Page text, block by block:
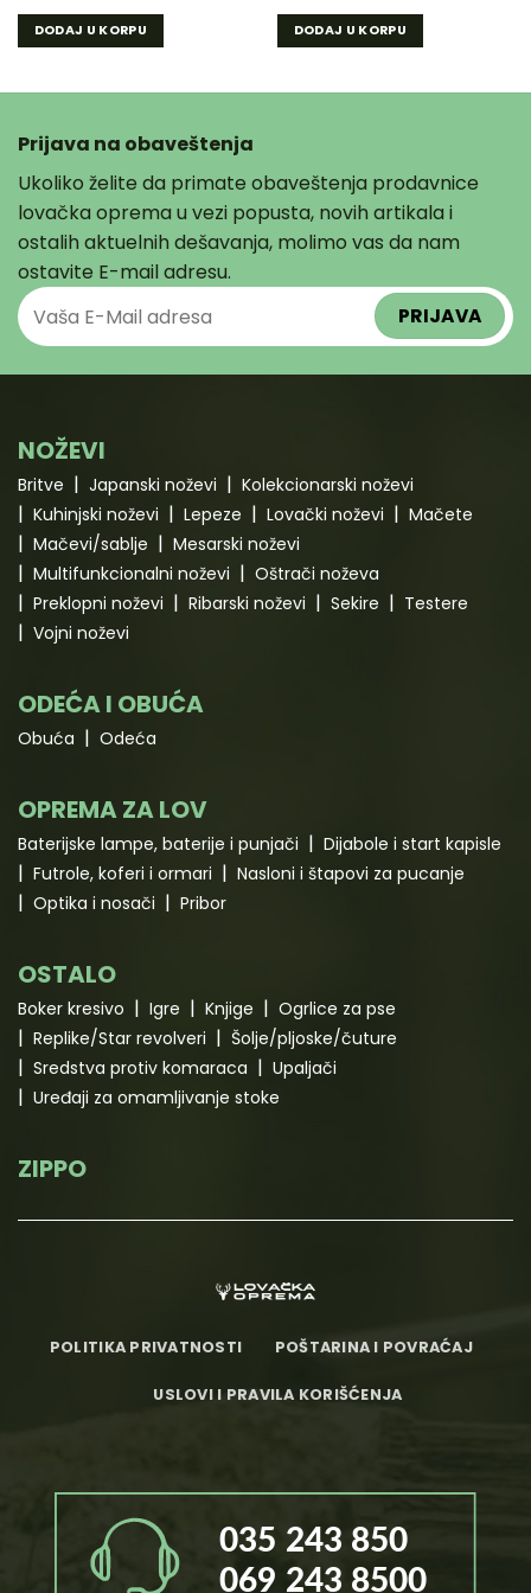
DODAJ U KORPU DODAJ U KORPU
Prijava na obaveštenja
Ukoliko želite da primate obaveštenja prodavnice
lovačka oprema u vezi popusta, novih artikala i
ostalih aktuelnih dešavanja, molimo vas da nam
ostavite E-mail adresu.
NOŽEVI
Britve Japanski noževi
Kolekcionarski noževi
Kuhinjski noževi
Lepeze Lovački noževi
Mačete
Mačevi/sablje
Mesarski noževi
Multifunkcionalni noževi
Oštrači noževa
Preklopni noževi
Ribarski noževi Sekire
Testere
Vojni noževi
ODEĆA I OBUĆA
Obuća Odeća
OPREMA ZA LOV
Baterijske lampe, baterije i punjači
Dijabole i start kapisle
Futrole, koferi i ormari
Nasloni i štapovi za pucanje
Optika i nosači
Pribor
OSTALO
Boker kresivo Igre Knjige
Ogrlice za pse
Replike/Star revolveri
Šolje/pljoske/čuture
Sredstva protiv komaraca
Upaljači
Uređaji za omamljivanje stoke
ZIPPO
POLITIKA PRIVATNOSTI POŠTARINA I POVRAĆAJ
USLOVI I PRAVILA KORIŠĆENJA